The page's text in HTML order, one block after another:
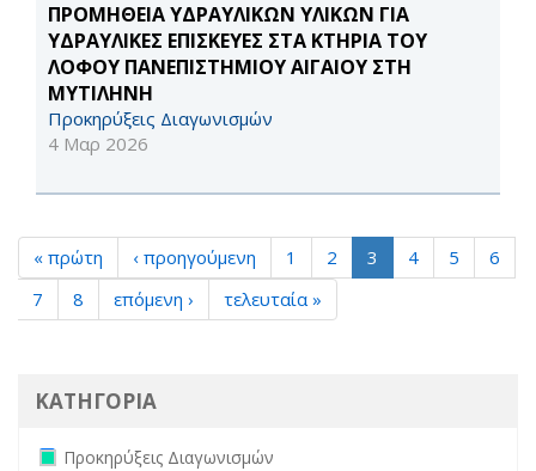
ΠΡΟΜΗΘΕΙΑ ΥΔΡΑΥΛΙΚΩΝ ΥΛΙΚΩΝ ΓΙΑ
ΥΔΡΑΥΛΙΚΕΣ ΕΠΙΣΚΕΥΕΣ ΣΤΑ ΚΤΗΡΙΑ ΤΟΥ
ΛΟΦΟΥ ΠΑΝΕΠΙΣΤΗΜΙΟΥ ΑΙΓΑΙΟΥ ΣΤΗ
ΜΥΤΙΛΗΝΗ
Προκηρύξεις Διαγωνισμών
4 Μαρ 2026
« πρώτη ‹ προηγούμενη 1 2 3 4 5
6
7
8 επόμενη › τελευταία »
ΚΑΤΗΓΟΡΙΑ
Remove Προκηρύξεις Διαγωνισμών filter
Προκηρύξεις Διαγωνισμών